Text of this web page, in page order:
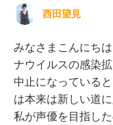
西田望見
みなさまこんにち
ナウイルスの感染
中止になっている
は本来は新しい道
私が声優を目指し